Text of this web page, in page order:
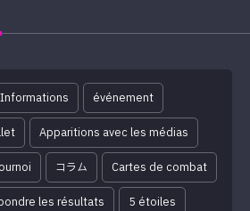
Informations événement
Apparitions avec les médias
コラム Cartes de combat
les résultats 5 étoiles